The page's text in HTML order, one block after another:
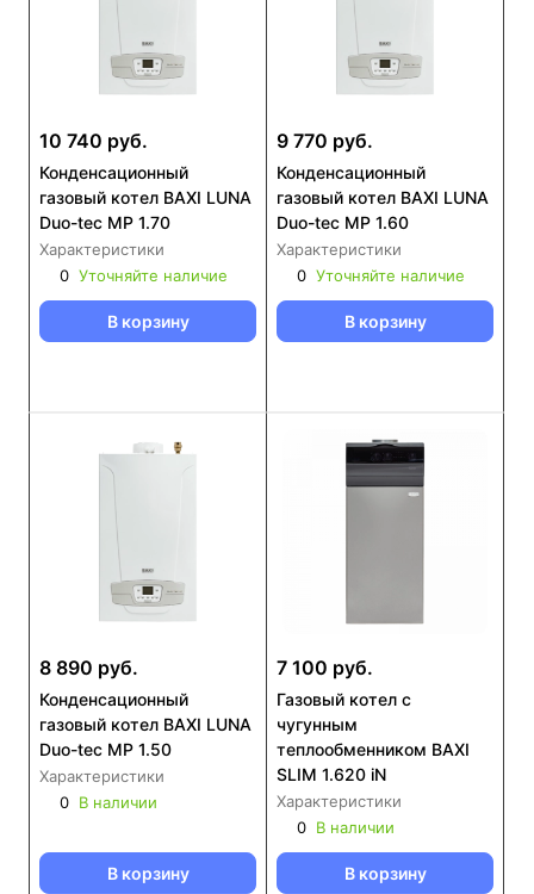
10 740 руб.
Конденсационный
газовый котел BAXI LUNA
Duo-tec MP 1.70
Характеристики
0 Уточняйте наличие
В корзину
9 770 руб.
Конденсационный
газовый котел BAXI LUNA
Duo-tec MP 1.60
Характеристики
0 Уточняйте наличие
В корзину
8 890 руб.
Конденсационный
газовый котел BAXI LUNA
Duo-tec MP 1.50
Характеристики
0 В наличии
В корзину
7 100 руб.
Газовый котел с
чугунным
теплообменником BAXI
SLIM 1.620 iN
Характеристики
0 В наличии
В корзину